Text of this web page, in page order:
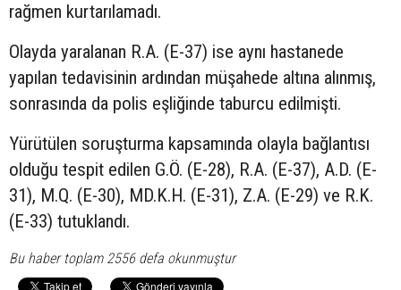
rağmen kurtarılamadı.
Olayda yaralanan R.A. (E-37) ise aynı hastanede
yapılan tedavisinin ardından müşahede altına alınmış,
sonrasında da polis eşliğinde taburcu edilmişti.
Yürütülen soruşturma kapsamında olayla bağlantısı
olduğu tespit edilen G.Ö. (E-28), R.A. (E-37), A.D. (E-
31), M.Q. (E-30), MD.K.H. (E-31), Z.A. (E-29) ve R.K.
(E-33) tutuklandı.
Bu haber toplam 2556 defa okunmuştur